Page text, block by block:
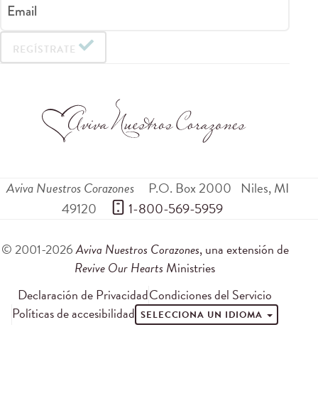
Email
REGÍSTRATE
Aviva Nuestros Corazones P.O. Box 2000 Niles,MI
49120
1-800-569-5959
© 2001-2026Aviva Nuestros Corazones, una extensión de
Revive Our Hearts Ministries
Declaración de PrivacidadCondiciones del Servicio
Políticas de accesibilidad SELECCIONA UN IDIOMA